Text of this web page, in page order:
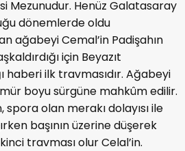
Mezunudur. Henüz Galatasaray
dönemlerde oldu
ağabeyi Cemal’in Padişahın
için Beyazıt
haberi ilk travmasıdır. Ağabeyi
boyu sürgüne mahkûm edilir.
spora olan merakı dolayısı ile
başının üzerine düşerek
travması olur Celal’in.